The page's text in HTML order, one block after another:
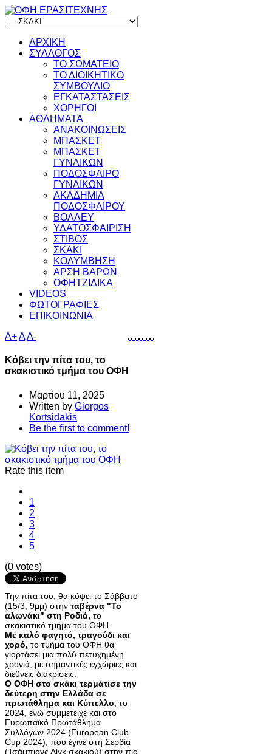
ΑΡΧΙΚΗ
ΣΥΛΛΟΓΟΣ
ΤΟ ΣΩΜΑΤΕΙΟ
ΤΟ ΔΙΟΙΚΗΤΙΚΟ
ΣΥΜΒΟΥΛΙΟ
ΕΓΚΑΤΑΣΤΑΣΕΙΣ
ΧΟΡΗΓΟΙ
ΑΘΛΗΜΑΤΑ
ΑΝΑΚΟΙΝΩΣΕΙΣ
ΜΠΑΣΚΕΤ
ΜΠΑΣΚΕΤ
ΓΥΝΑΙΚΩΝ
ΠΟΔΟΣΦΑΙΡΟ
ΓΥΝΑΙΚΩΝ
ΑΚΑΔΗΜΙΑ
ΠΟΔΟΣΦΑΙΡΟΥ
ΒΟΛΛΕΥ
ΥΔΑΤΟΣΦΑΙΡΙΣΗ
ΣΤΙΒΟΣ
ΣΚΑΚΙ
ΚΟΛΥΜΒΗΣΗ
ΑΡΣΗ ΒΑΡΩΝ
ΟΦΗΤΖΙΔΙΚΑ
VIDEOS
ΦΩΤΟΓΡΑΦΙΕΣ
ΕΠΙΚΟΙΝΩΝΙΑ
A+AA-
Κόβει την πίτα του, το
σκακιστικό τμήμα του ΟΦΗ
Μαρτίου 11, 2025
Written by Giorgos
Kortsidakis
Be the first to comment!
Rate this item
1
2
3
4
5
(0 votes)
Την πίτα του, θα κόψει το Σάββατο
(15/3, 9μμ) στην ταβέρνα "Το
αλωνάκι" στη Ροδιά, το
σκακιστικό τμήμα του ΟΦΗ.
Με καλό φαγητό, τραγούδι και
χορό, το τμήμα του ΟΦΗ θα
γιορτάσει μια πολύ πετυχημένη
χρονιά, με σημαντικές εγχώριες και
διεθνείς διακρίσεις.
O ΟΦΗ στο σκάκι τερμάτισε την
δεύτερη στην Ελλάδα σε
πρωτάθλημα και Κύπελλο , το
2024, ενώ συμμετείχε και στο
Ευρωπαϊκό Πρωτάθλημα
Συλλόγων 2024 (European Club
Cup 2024), που έγινε στη Σερβία
(Τσάμπιονς Λίγκ σκακιού) στην πιο